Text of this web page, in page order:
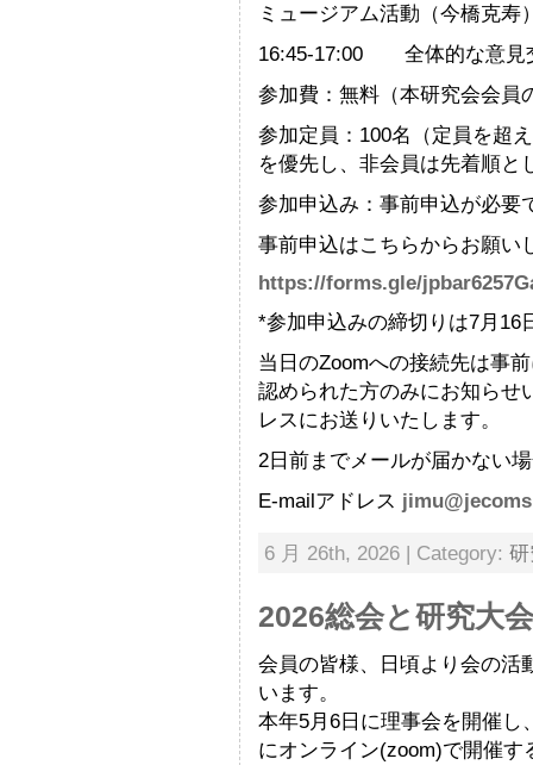
ミュージアム活動（今橋克寿
16:45-17:00 全体的な意見
参加費：無料（本研究会会員
参加定員：100名（定員を超
を優先し、非会員は先着順と
参加申込み：事前申込が必要
事前申込はこちらからお願い
https://forms.gle/
*参加申込みの締切りは7月16
当日のZoomへの接続先は事
認められた方のみにお知らせ
レスにお送りいたします。
2日前までメールが届かない
E-mailアドレス
6 月 26th, 2026 | Category:
2026総会と研究大
会員の皆様、日頃より会の活
います。
本年5月6日に理事会を開催し
にオンライン(zoom)で開催